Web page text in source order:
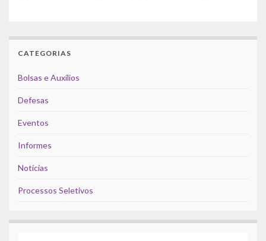
CATEGORIAS
Bolsas e Auxílios
Defesas
Eventos
Informes
Notícias
Processos Seletivos